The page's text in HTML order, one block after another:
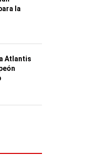
la
Atlantis